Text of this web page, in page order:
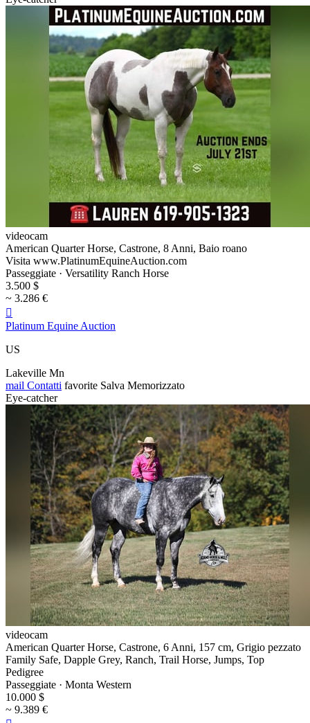
videocam
American Quarter Horse, Castrone, 8 Anni, Baio roano
Visita www.PlatinumEquineAuction.com
Passeggiate · Versatility Ranch Horse
3.500 $
~ 3.286 €

Platinum Equine Auction
US
Lakeville Mn
mail Contatti favorite Salva Memorizzato
Eye-catcher
videocam
American Quarter Horse, Castrone, 6 Anni, 157 cm, Grigio pezzato
Family Safe, Dapple Grey, Ranch, Trail Horse, Jumps, Top
Pedigree
Passeggiate · Monta Western
10.000 $
~ 9.389 €